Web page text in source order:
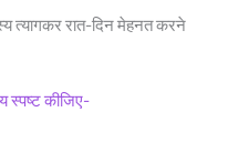
त्यागकर रात-दिन मेहनत करने
स्पष्ट कीजिए-